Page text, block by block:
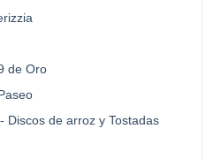
de Oro
Discos de arroz y Tostadas